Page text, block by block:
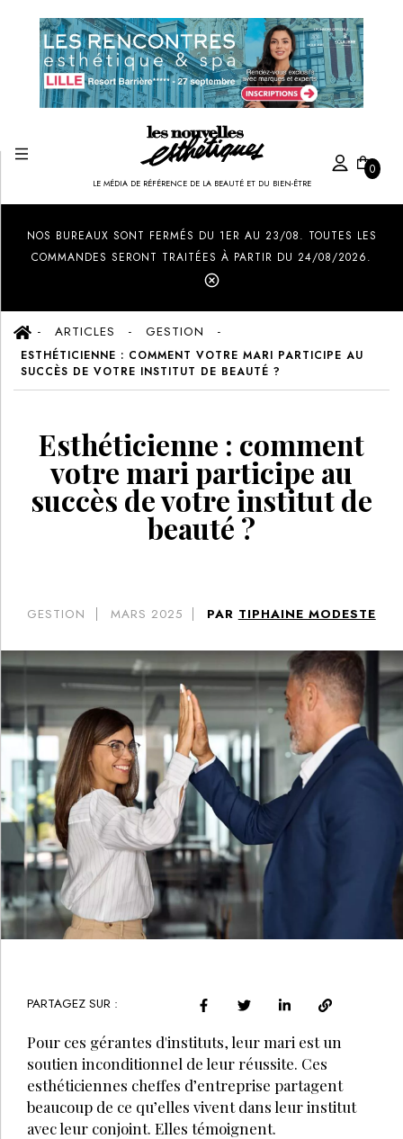
LE MÉDIA DE RÉFÉRENCE DE LA BEAUTÉ ET DU BIEN-ÊTRE
0
NOS BUREAUX SONT FERMÉS DU 1ER AU 23/08. TOUTES LES
COMMANDES SERONT TRAITÉES À PARTIR DU 24/08/2026.
ARTICLES GESTION
ESTHÉTICIENNE : COMMENT VOTRE MARI PARTICIPE AU
SUCCÈS DE VOTRE INSTITUT DE BEAUTÉ ?
Esthéticienne : comment
votre mari participe au
succès de votre institut de
beauté ?
GESTION MARS 2025 PAR TIPHAINE MODESTE
PARTAGEZ SUR :
Pour ces gérantes d'instituts, leur mari est un
soutien inconditionnel de leur réussite. Ces
esthéticiennes cheffes d’entreprise partagent
beaucoup de ce qu’elles vivent dans leur institut
avec leur conjoint. Elles témoignent.